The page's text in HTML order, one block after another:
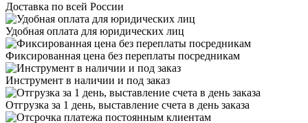
Доставка по всей России
Удобная оплата для юридических лиц
Фиксированная цена без переплаты посредникам
Инструмент в наличии и под заказ
Отгрузка за 1 день, выставление счета в день заказа